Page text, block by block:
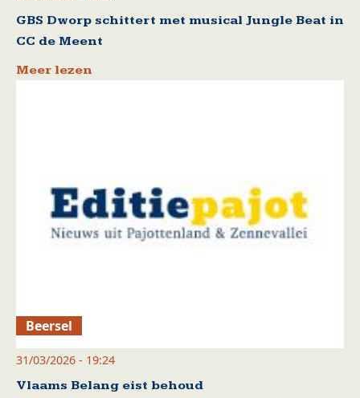
GBS Dworp schittert met musical Jungle Beat in
CC de Meent
Meer lezen
Beersel
31/03/2026 - 19:24
Vlaams Belang eist behoud